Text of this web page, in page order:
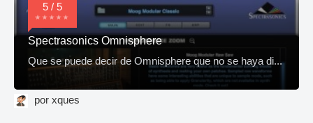
5 / 5
Spectrasonics Omnisphere
Que se puede decir de Omnisphere que no se haya di...
por xques